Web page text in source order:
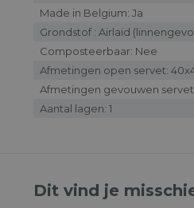
Made in Belgium: Ja
Grondstof : Airlaid
Composteerbaar: Nee
Afmetingen open servet:
Afmetingen gevouwen
Aantal lagen: 1
Dit vind je